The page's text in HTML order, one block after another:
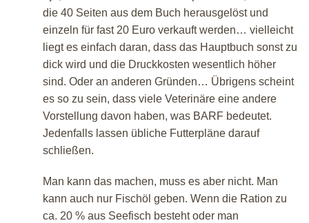
die 40 Seiten aus dem Buch herausgelöst und
einzeln für fast 20 Euro verkauft werden… vielleicht
liegt es einfach daran, dass das Hauptbuch sonst zu
dick wird und die Druckkosten wesentlich höher
sind. Oder an anderen Gründen… Übrigens scheint
es so zu sein, dass viele Veterinäre eine andere
Vorstellung davon haben, was BARF bedeutet.
Jedenfalls lassen übliche Futterpläne darauf
schließen.
Man kann das machen, muss es aber nicht. Man
kann auch nur Fischöl geben. Wenn die Ration zu
ca. 20 % aus Seefisch besteht oder man